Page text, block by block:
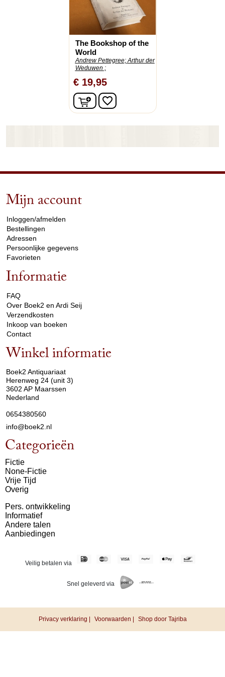
The Bookshop of the
World
Andrew Pettegree; Arthur der
Weduwen ;
€ 19,95
In winkelwagen
favorite_border
Mijn account
Inloggen/afmelden
Bestellingen
Adressen
Persoonlijke gegevens
Favorieten
Informatie
FAQ
Over Boek2 en Ardi Seij
Verzendkosten
Inkoop van boeken
Contact
Winkel informatie
Boek2 Antiquariaat
Herenweg 24 (unit 3)
3602 AP Maarssen
Nederland
0654380560
info@boek2.nl
Categorieën
Fictie
None-Fictie
Vrije Tijd
Overig
Pers. ontwikkeling
Informatief
Andere talen
Aanbiedingen
Veilig betalen via
Snel geleverd via
Privacy verklaring | Voorwaarden | Shop door Tajriba